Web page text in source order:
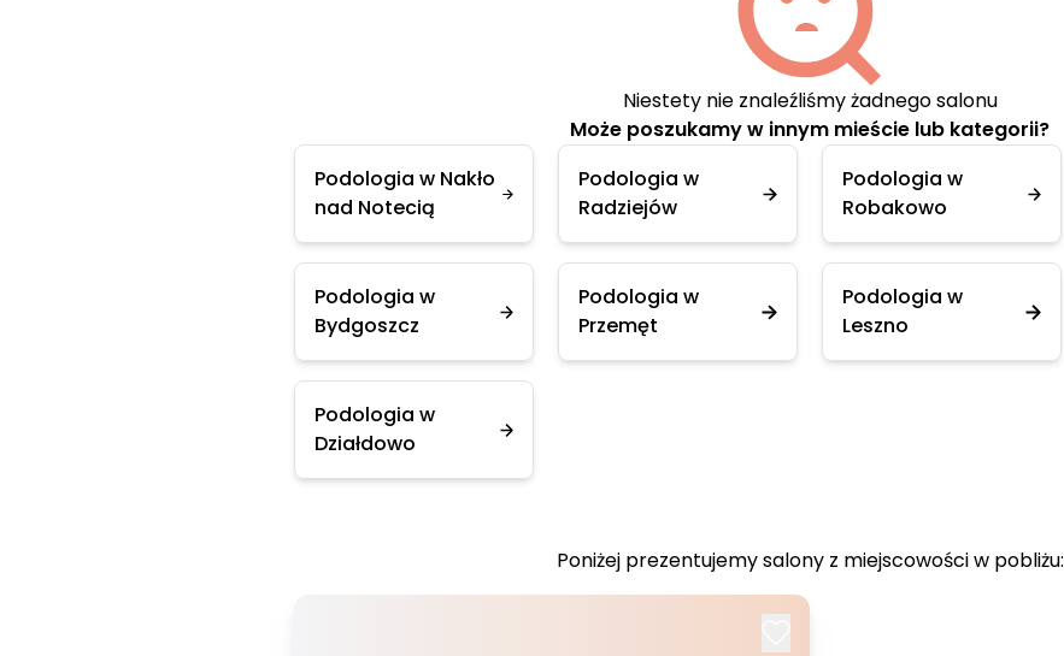
Niestety nie znaleźliśmy żadnego salonu
Może poszukamy w innym mieście lub kategorii?
Podologia w Nakło
nad Notecią
Podologia w
Radziejów
Podologia w
Robakowo
Podologia w
Bydgoszcz
Podologia w
Przemęt
Podologia w
Leszno
Podologia w
Działdowo
Poniżej prezentujemy salony z miejscowości w pobliżu: